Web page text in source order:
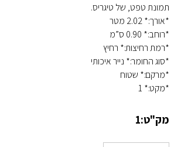
תמונת טפט, של טיגריס.
*אורך:* 2.02 מטר
*רוחב:* 0.90 ס”מ
*רמת רחיצות:* רחיץ
*סוג החומר:* נייר איכותי
*מרקם:* שטוח
*מקט:* 1
מק"ט:1